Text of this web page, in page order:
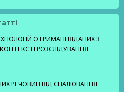
ОТРИМАННЯДАНИХ З
РОЗСЛІДУВАННЯ
РЕЧОВИН ВІД СПАЛЮВАННЯ